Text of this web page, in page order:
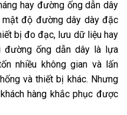
hay đường ống dẫn dây
độ đường dây dày đặc
bị đo đạc, lưu dữ liệu hay
đường ống dẫn dây là lựa
nhiều không gian và lấn
và thiết bị khác. Nhưng
hàng khắc phục được